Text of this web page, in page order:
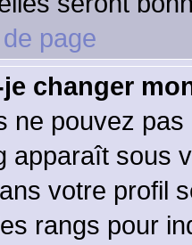
page
changer
ne pouvez
apparaît sous
votre profil
rangs pour